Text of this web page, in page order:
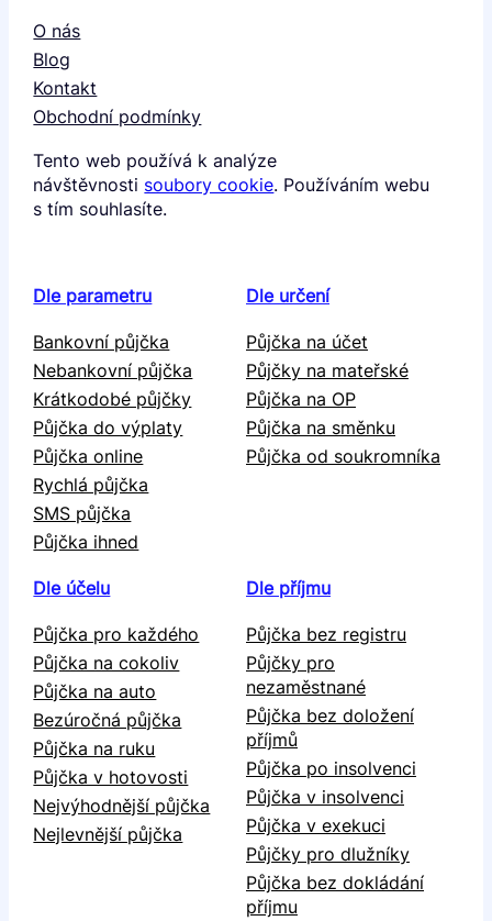
O nás
Blog
Kontakt
Obchodní podmínky
Tento web používá k analýze
návštěvnosti soubory cookie. Používáním webu
s tím souhlasíte.
Dle parametru
Bankovní půjčka
Nebankovní půjčka
Krátkodobé půjčky
Půjčka do výplaty
Půjčka online
Rychlá půjčka
SMS půjčka
Půjčka ihned
Dle určení
Půjčka na účet
Půjčky na mateřské
Půjčka na OP
Půjčka na směnku
Půjčka od soukromníka
Dle účelu
Půjčka pro každého
Půjčka na cokoliv
Půjčka na auto
Bezúročná půjčka
Půjčka na ruku
Půjčka v hotovosti
Nejvýhodnější půjčka
Nejlevnější půjčka
Dle příjmu
Půjčka bez registru
Půjčky pro
nezaměstnané
Půjčka bez doložení
příjmů
Půjčka po insolvenci
Půjčka v insolvenci
Půjčka v exekuci
Půjčky pro dlužníky
Půjčka bez dokládání
příjmu